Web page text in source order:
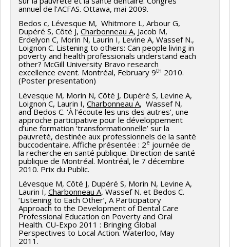
annuel de l'ACFAS. Ottawa, mai 2009.
Bedos c, Lévesque M, Whitmore L, Arbour G,
Dupéré S, Côté J, Charbonneau A, Jacob M,
Erdelyon C, Morin N, Laurin I, Levine A, Wassef N.,
Loignon C. Listening to others: Can people living in
poverty and health professionals understand each
other? McGill University Bravo research
excellence event. Montréal, February 9th 2010.
(Poster presentation)
Lévesque M, Morin N, Côté J, Dupéré S, Levine A,
Loignon C, Laurin I, Charbonneau A, Wassef N,
and Bedos C. ‘À l’écoute les uns des autres’, une
approche participative pour le développement
d’une formation ‘transformationnelle’ sur la
pauvreté, destinée aux professionnels de la santé
buccodentaire. Affiche présentée : 2e journée de
la recherche en santé publique. Direction de santé
publique de Montréal. Montréal, le 7 décembre
2010. Prix du Public.
Lévesque M, Côté J, Dupéré S, Morin N, Levine A,
Laurin I, Charbonneau A, Wassef N. et Bedos C.
‘Listening to Each Other’, A Participatory
Approach to the Development of Dental Care
Professional Education on Poverty and Oral
Health. CU-Expo 2011 : Bringing Global
Perspectives to Local Action. Waterloo, May
2011.